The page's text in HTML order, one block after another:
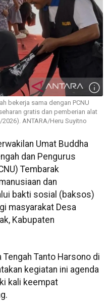
bekerja sama dengan PCNU
gratis dan pemberian alat
ANTARA/Heru Suyitno
Umat Buddha
dan Pengurus
Tembarak
dan
bakti sosial (baksos)
masyarakat Desa
Kabupaten
Tanto Harsono di
kegiatan ini agenda
kali keempat